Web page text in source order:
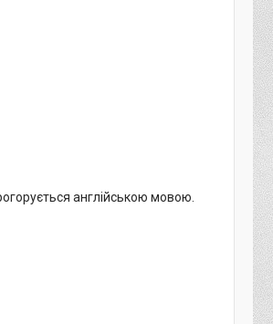
англійською мовою.